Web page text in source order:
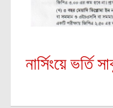
নার্সিংয়ে